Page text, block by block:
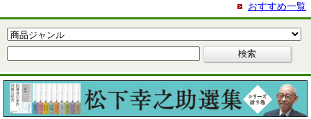
おすすめ一覧